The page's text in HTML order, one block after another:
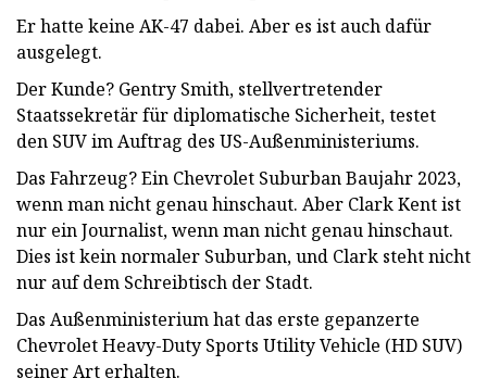
Er hatte keine AK-47 dabei. Aber es ist auch dafür
ausgelegt.
Der Kunde? Gentry Smith, stellvertretender
Staatssekretär für diplomatische Sicherheit, testet
den SUV im Auftrag des US-Außenministeriums.
Das Fahrzeug? Ein Chevrolet Suburban Baujahr 2023,
wenn man nicht genau hinschaut. Aber Clark Kent ist
nur ein Journalist, wenn man nicht genau hinschaut.
Dies ist kein normaler Suburban, und Clark steht nicht
nur auf dem Schreibtisch der Stadt.
Das Außenministerium hat das erste gepanzerte
Chevrolet Heavy-Duty Sports Utility Vehicle (HD SUV)
seiner Art erhalten.